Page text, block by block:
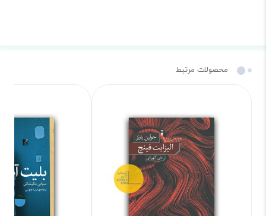
محصولات مرتبط